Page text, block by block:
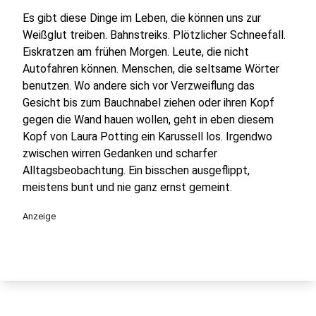
Es gibt diese Dinge im Leben, die können uns zur
Weißglut treiben. Bahnstreiks. Plötzlicher Schneefall.
Eiskratzen am frühen Morgen. Leute, die nicht
Autofahren können. Menschen, die seltsame Wörter
benutzen. Wo andere sich vor Verzweiflung das
Gesicht bis zum Bauchnabel ziehen oder ihren Kopf
gegen die Wand hauen wollen, geht in eben diesem
Kopf von Laura Potting ein Karussell los. Irgendwo
zwischen wirren Gedanken und scharfer
Alltagsbeobachtung. Ein bisschen ausgeflippt,
meistens bunt und nie ganz ernst gemeint.
Anzeige